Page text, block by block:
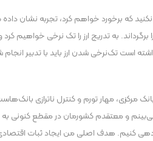
که برخورد خواهم کرد، تجربه نشان داده
به تدریج ارز را تک نرخی خواهیم
است تک‌نرخی شدن ارز باید با تدبیر
مرکزی، مهار تورم و کنترل ناترازی
و معتقدم کشورمان در مقطع کنونی
کنیم. هدف اصلی من ایجاد ثبات